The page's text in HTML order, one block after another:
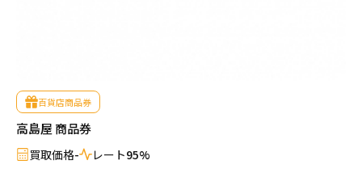
百貨店商品券
高島屋 商品券
買取価格- レート95%